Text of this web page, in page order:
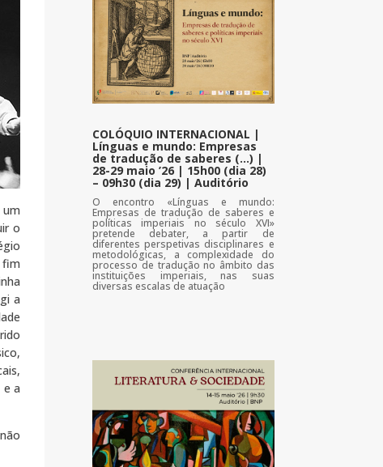
o
fim
a
a
COLÓQUIO INTERNACIONAL |
Línguas e mundo: Empresas
de tradução de saberes (…) |
28-29 maio ’26 | 15h00 (dia 28)
– 09h30 (dia 29) | Auditório
O encontro «Línguas e mundo:
Empresas de tradução de saberes e
políticas imperiais no século XVI»
pretende debater, a partir de
diferentes perspetivas disciplinares e
metodológicas, a complexidade do
processo de tradução no âmbito das
instituições imperiais, nas suas
diversas escalas de atuação